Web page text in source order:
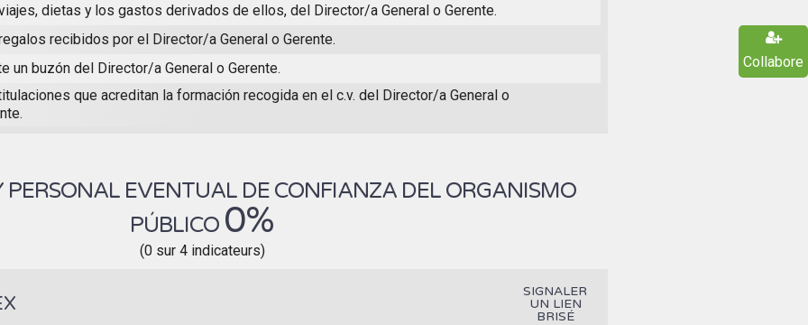
dietas y los gastos derivados de ellos, del Director/a General o Gerente.
recibidos por el Director/a General o Gerente.
un buzón del Director/a General o Gerente.
que acreditan la formación recogida en el c.v. del Director/a General o
PERSONAL EVENTUAL DE CONFIANZA DEL ORGANISMO
PÚBLICO 0%
(0 sur 4 indicateurs)
SIGNALER
UN LIEN
BRISÉ
Collabore